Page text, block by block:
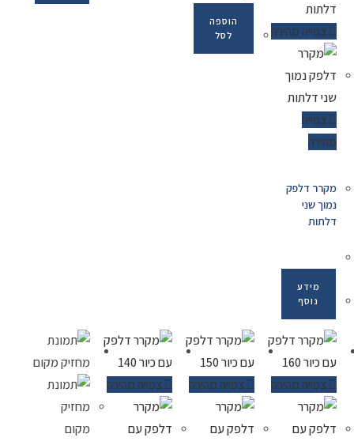
הוספה
לסל
צפייה מהירה
צפייה
מהירה
מקרר דלפק
נמוך שני
דלתות
מידע
נוסף
צפייה מהירה צפייה מהירה צפייה מהירה